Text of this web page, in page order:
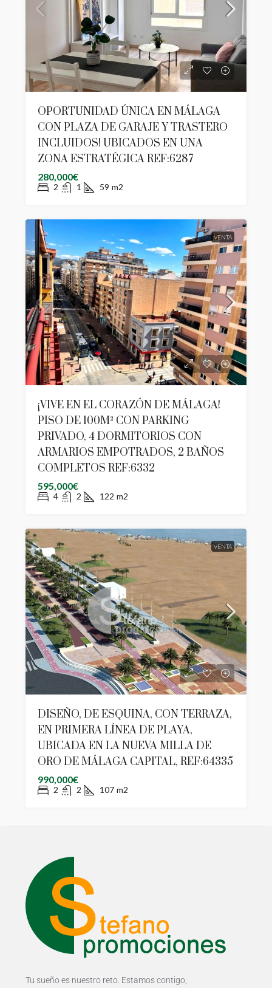
OPORTUNIDAD ÚNICA EN MÁLAGA
CON PLAZA DE GARAJE Y TRASTERO
INCLUIDOS! UBICADOS EN UNA
ZONA ESTRATÉGICA REF:6287
280,000€
2 1 59 m2
VENTA
¡VIVE EN EL CORAZÓN DE MÁLAGA!
PISO DE 100M² CON PARKING
PRIVADO, 4 DORMITORIOS CON
ARMARIOS EMPOTRADOS, 2 BAÑOS
COMPLETOS REF:6332
595,000€
4 2 122 m2
VENTA
DISEÑO, DE ESQUINA, CON TERRAZA,
EN PRIMERA LÍNEA DE PLAYA,
UBICADA EN LA NUEVA MILLA DE
ORO DE MÁLAGA CAPITAL, REF:64335
990,000€
2 2 107 m2
Tu sueño es nuestro reto. Estamos contigo,